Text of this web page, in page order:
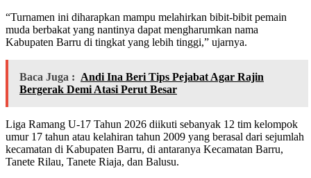
“Turnamen ini diharapkan mampu melahirkan bibit-bibit pemain
muda berbakat yang nantinya dapat mengharumkan nama
Kabupaten Barru di tingkat yang lebih tinggi,” ujarnya.
Baca Juga : Andi Ina Beri Tips Pejabat Agar Rajin
Bergerak Demi Atasi Perut Besar
Liga Ramang U-17 Tahun 2026 diikuti sebanyak 12 tim kelompok
umur 17 tahun atau kelahiran tahun 2009 yang berasal dari sejumlah
kecamatan di Kabupaten Barru, di antaranya Kecamatan Barru,
Tanete Rilau, Tanete Riaja, dan Balusu.